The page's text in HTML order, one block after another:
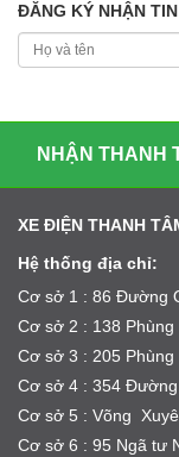
ĐĂNG KÝ NHẬN
NHẬN THANH
XE ĐIỆN THANH
Hệ thống địa chỉ:
Cơ sở 1 : 86 Đường
Cơ sở 2 : 138
Cơ sở 3 : 205
Cơ sở 4 : 354
Cơ sở 5 : Võng
Cơ sở 6 : 95 Ngã tư